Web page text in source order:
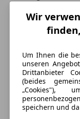
Getriebe
Wir
Um Ihnen die
unseren
Drittanbieter
(beides
„Cookies"),
speichern und